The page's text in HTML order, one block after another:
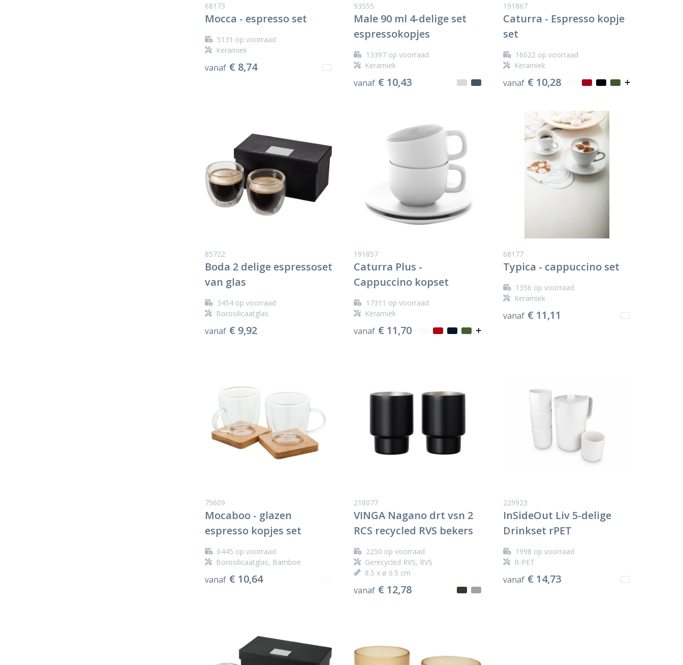
68173
Mocca - espresso set
5131 op voorraad
Keramiek
vanaf € 8,74
93555
Male 90 ml 4-delige set
espressokopjes
13397 op voorraad
Keramiek
vanaf € 10,43
191867
Caturra - Espresso kopje
set
16022 op voorraad
Keramiek
vanaf € 10,28
85722
Boda 2 delige espressoset
van glas
3454op voorraad
Borosilicaatglas
vanaf € 9,92
191857
Caturra Plus -
Cappuccino kopset
17311 op voorraad
Keramiek
vanaf € 11,70
68177
Typica - cappuccino set
1356 op voorraad
Keramiek
vanaf € 11,11
75609
Mocaboo - glazen
espresso kopjes set
6445 op voorraad
Borosilicaatglas, Bamboe
vanaf € 10,64
218077
VINGA Nagano drt vsn 2
RCS recycled RVS bekers
2250 op voorraad
Gerecycled RVS, RVS
8.5 x ø 6.5 cm
vanaf € 12,78
229923
InSideOut Liv 5-delige
Drinkset rPET
1998 op voorraad
R-PET
vanaf € 14,73